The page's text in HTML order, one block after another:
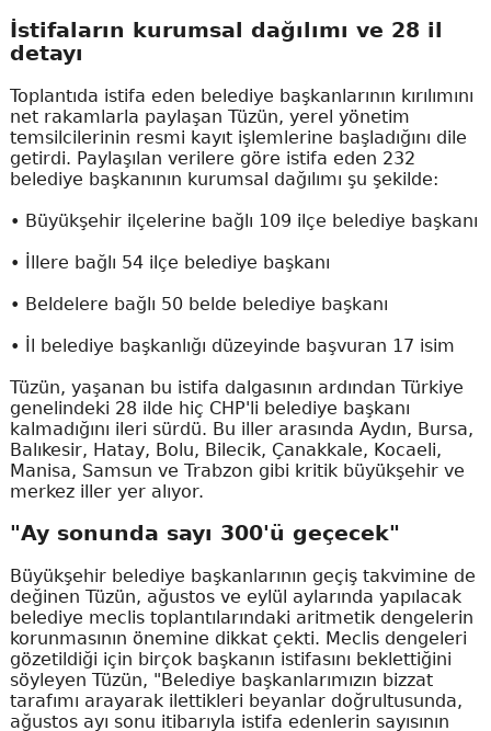
İstifaların kurumsal dağılımı ve 28 il
detayı
Toplantıda istifa eden belediye başkanlarının kırılımını
net rakamlarla paylaşan Tüzün, yerel yönetim
temsilcilerinin resmi kayıt işlemlerine başladığını dile
getirdi. Paylaşılan verilere göre istifa eden 232
belediye başkanının kurumsal dağılımı şu şekilde:
• Büyükşehir ilçelerine bağlı 109 ilçe belediye başkanı
• İllere bağlı 54 ilçe belediye başkanı
• Beldelere bağlı 50 belde belediye başkanı
• İl belediye başkanlığı düzeyinde başvuran 17 isim
Tüzün, yaşanan bu istifa dalgasının ardından Türkiye
genelindeki 28 ilde hiç CHP'li belediye başkanı
kalmadığını ileri sürdü. Bu iller arasında Aydın, Bursa,
Balıkesir, Hatay, Bolu, Bilecik, Çanakkale, Kocaeli,
Manisa, Samsun ve Trabzon gibi kritik büyükşehir ve
merkez iller yer alıyor.
"Ay sonunda sayı 300'ü geçecek"
Büyükşehir belediye başkanlarının geçiş takvimine de
değinen Tüzün, ağustos ve eylül aylarında yapılacak
belediye meclis toplantılarındaki aritmetik dengelerin
korunmasının önemine dikkat çekti. Meclis dengeleri
gözetildiği için birçok başkanın istifasını beklettiğini
söyleyen Tüzün, "Belediye başkanlarımızın bizzat
tarafımı arayarak ilettikleri beyanlar doğrultusunda,
ağustos ayı sonu itibarıyla istifa edenlerin sayısının